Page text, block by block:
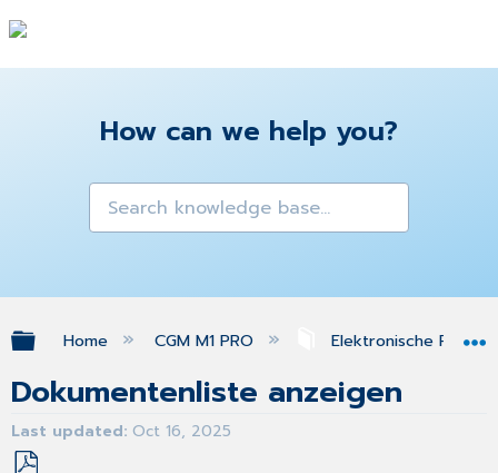
How can we help you?
Expand/collapse global hierarchy
Home CGM M1 PRO Elektronische
Dokumentenliste anzeigen
Last updated Oct 16, 2025